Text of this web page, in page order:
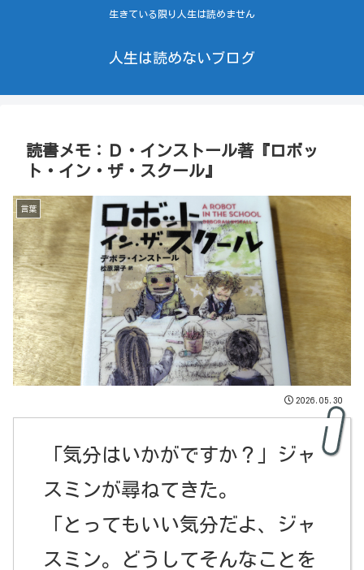
生きている限り人生は読めません
人生は読めないブログ
読書メモ：Ｄ・インストール著『ロボッ
ト・イン・ザ・スクール』
言葉
2026.05.30
「気分はいかがですか？」ジャ
スミンが尋ねてきた。
「とってもいい気分だよ、ジャ
スミン。どうしてそんなことを